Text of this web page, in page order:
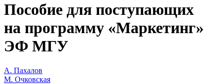
Пособие для поступающих
на программу «Маркетинг»
ЭФ МГУ
А. Пахалов
М. Очковская